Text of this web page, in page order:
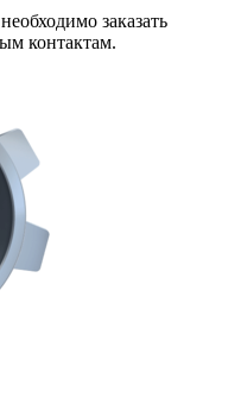
заказать
контактам.